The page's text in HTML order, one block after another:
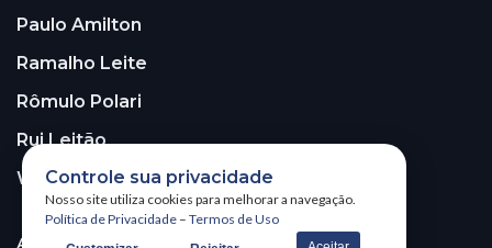
Paulo Amilton
Ramalho Leite
Rômulo Polari
Rui Leitão
Walter Santos
ASSINE A NOSSA NEWSLETTER!
Controle sua privacidade
Nosso site utiliza cookies para melhorar a navegação.
Política de Privacidade – Termos de Uso